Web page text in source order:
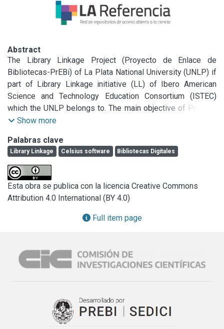
Abstract
The Library Linkage Project (Proyecto de Enlace de
Bibliotecas-PrEBi) of La Plata National University (UNLP) if
part of Library Linkage initiative (LL) of Ibero American
Science and Technology Education Consortium (ISTEC)
which the UNLP belongs to. The main objective of PrEBi is
to provide technical and scientific information required for
to provide to member institutions that are part of the project
of documentations available in libraries in the
dependencies of each University.
Show more
Palabras clave
Library Linkage Celsius software Bibliotecas Digitales
Esta obra se publica con la licencia Creative Commons
Attribution 4.0 International (BY 4.0)
Full item page